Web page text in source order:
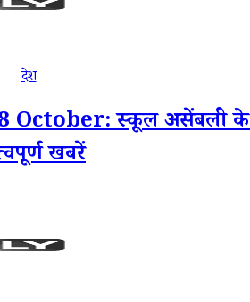
देश
स्कूल असेंबली के
खबरें